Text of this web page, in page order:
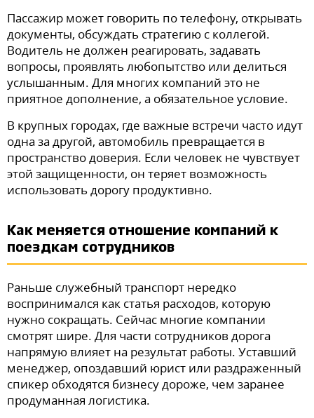
Пассажир может говорить по телефону, открывать
документы, обсуждать стратегию с коллегой.
Водитель не должен реагировать, задавать
вопросы, проявлять любопытство или делиться
услышанным. Для многих компаний это не
приятное дополнение, а обязательное условие.
В крупных городах, где важные встречи часто идут
одна за другой, автомобиль превращается в
пространство доверия. Если человек не чувствует
этой защищенности, он теряет возможность
использовать дорогу продуктивно.
Как меняется отношение компаний к
поездкам сотрудников
Раньше служебный транспорт нередко
воспринимался как статья расходов, которую
нужно сокращать. Сейчас многие компании
смотрят шире. Для части сотрудников дорога
напрямую влияет на результат работы. Уставший
менеджер, опоздавший юрист или раздраженный
спикер обходятся бизнесу дороже, чем заранее
продуманная логистика.